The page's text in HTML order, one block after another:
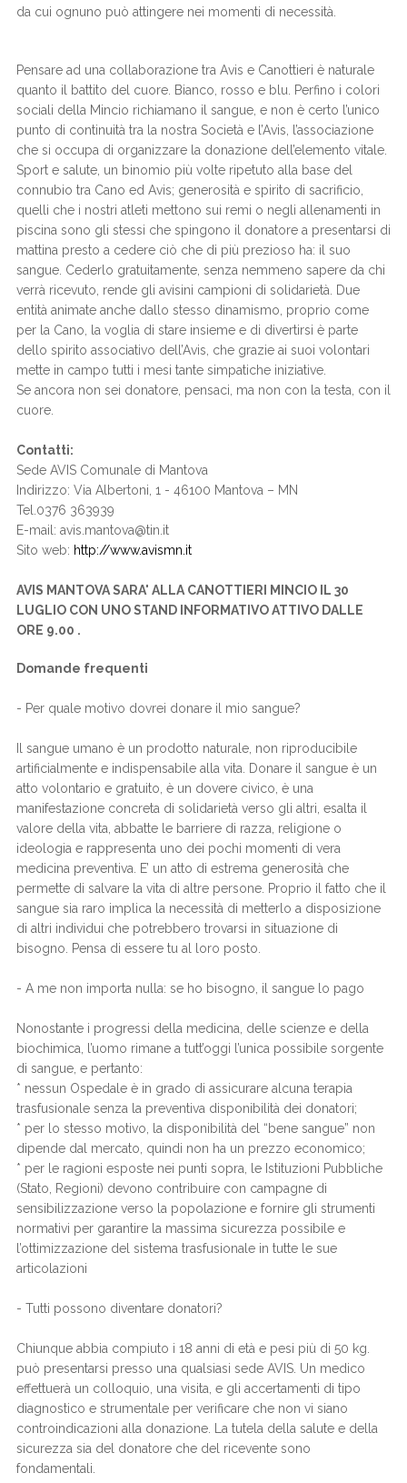
da cui ognuno può attingere nei momenti di necessità.
Pensare ad una collaborazione tra Avis e Canottieri è naturale
quanto il battito del cuore. Bianco, rosso e blu. Perfino i colori
sociali della Mincio richiamano il sangue, e non è certo l’unico
punto di continuità tra la nostra Società e l’Avis, l’associazione
che si occupa di organizzare la donazione dell’elemento vitale.
Sport e salute, un binomio più volte ripetuto alla base del
connubio tra Cano ed Avis; generosità e spirito di sacrificio,
quelli che i nostri atleti mettono sui remi o negli allenamenti in
piscina sono gli stessi che spingono il donatore a presentarsi di
mattina presto a cedere ciò che di più prezioso ha: il suo
sangue. Cederlo gratuitamente, senza nemmeno sapere da chi
verrà ricevuto, rende gli avisini campioni di solidarietà. Due
entità animate anche dallo stesso dinamismo, proprio come
per la Cano, la voglia di stare insieme e di divertirsi è parte
dello spirito associativo dell’Avis, che grazie ai suoi volontari
mette in campo tutti i mesi tante simpatiche iniziative.
Se ancora non sei donatore, pensaci, ma non con la testa, con il
cuore.
Contatti:
Sede AVIS Comunale di Mantova
Indirizzo: Via Albertoni, 1 - 46100 Mantova – MN
Tel.0376 363939
E-mail: avis.mantova@tin.it
Sito web: http://www.avismn.it
AVIS MANTOVA SARA' ALLA CANOTTIERI MINCIO IL 30
LUGLIO CON UNO STAND INFORMATIVO ATTIVO DALLE
ORE 9.00 .
Domande frequenti
- Per quale motivo dovrei donare il mio sangue?
Il sangue umano è un prodotto naturale, non riproducibile
artificialmente e indispensabile alla vita. Donare il sangue è un
atto volontario e gratuito, è un dovere civico, è una
manifestazione concreta di solidarietà verso gli altri, esalta il
valore della vita, abbatte le barriere di razza, religione o
ideologia e rappresenta uno dei pochi momenti di vera
medicina preventiva. E’ un atto di estrema generosità che
permette di salvare la vita di altre persone. Proprio il fatto che il
sangue sia raro implica la necessità di metterlo a disposizione
di altri individui che potrebbero trovarsi in situazione di
bisogno. Pensa di essere tu al loro posto.
- A me non importa nulla: se ho bisogno, il sangue lo pago
Nonostante i progressi della medicina, delle scienze e della
biochimica, l’uomo rimane a tutt’oggi l’unica possibile sorgente
di sangue, e pertanto:
* nessun Ospedale è in grado di assicurare alcuna terapia
trasfusionale senza la preventiva disponibilità dei donatori;
* per lo stesso motivo, la disponibilità del “bene sangue” non
dipende dal mercato, quindi non ha un prezzo economico;
* per le ragioni esposte nei punti sopra, le Istituzioni Pubbliche
(Stato, Regioni) devono contribuire con campagne di
sensibilizzazione verso la popolazione e fornire gli strumenti
normativi per garantire la massima sicurezza possibile e
l’ottimizzazione del sistema trasfusionale in tutte le sue
articolazioni
- Tutti possono diventare donatori?
Chiunque abbia compiuto i 18 anni di età e pesi più di 50 kg.
può presentarsi presso una qualsiasi sede AVIS. Un medico
effettuerà un colloquio, una visita, e gli accertamenti di tipo
diagnostico e strumentale per verificare che non vi siano
controindicazioni alla donazione. La tutela della salute e della
sicurezza sia del donatore che del ricevente sono
fondamentali.